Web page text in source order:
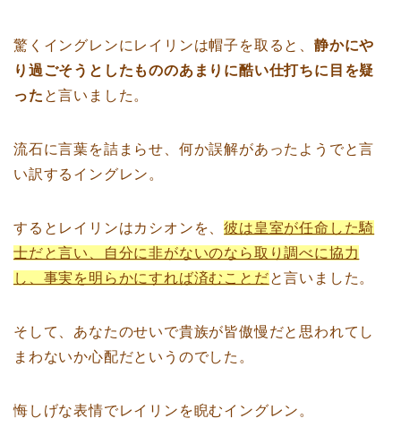
驚くイングレンにレイリンは帽子を取ると、 静かにや
り過ごそうとしたもののあまりに酷い仕打ちに目を疑
った と言いました。
流石に言葉を詰まらせ、何か誤解があったようでと言
い訳するイングレン。
するとレイリンはカシオンを、彼は皇室が任命した騎
士だと言い、自分に非がないのなら取り調べに協力
し、事実を明らかにすれば済むことだと言いました。
そして、あなたのせいで貴族が皆傲慢だと思われてし
まわないか心配だというのでした。
悔しげな表情でレイリンを睨むイングレン。